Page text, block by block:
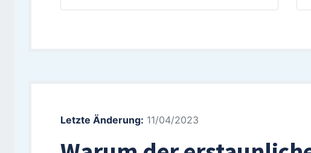
Letzte Änderung: 11/04/2023